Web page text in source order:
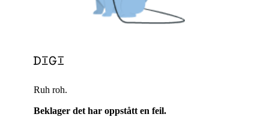
Ruh roh.
Beklager det har oppstått en feil.